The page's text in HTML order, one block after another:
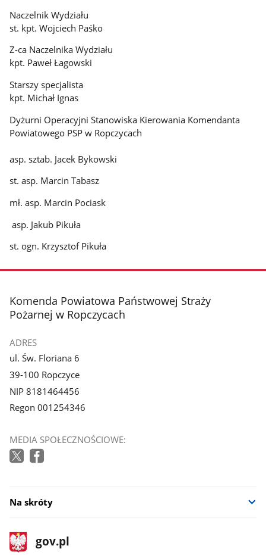
Naczelnik Wydziału
st. kpt. Wojciech Paśko
Z-ca Naczelnika Wydziału
kpt. Paweł Łagowski
Starszy specjalista
kpt. Michał Ignas
Dyżurni Operacyjni Stanowiska Kierowania Komendanta
Powiatowego PSP w Ropczycach
asp. sztab. Jacek Bykowski
st. asp. Marcin Tabasz
mł. asp. Marcin Pociask
asp. Jakub Pikuła
st. ogn. Krzysztof Pikuła
stopka
Komenda Powiatowa Państwowej Straży
Pożarnej w Ropczycach
ADRES
ul. Św. Floriana 6
39-100 Ropczyce
NIP 8181464456
Regon 001254346
MEDIA SPOŁECZNOŚCIOWE:
Na skróty
stopka
gov.pl
Strona
gov.pl